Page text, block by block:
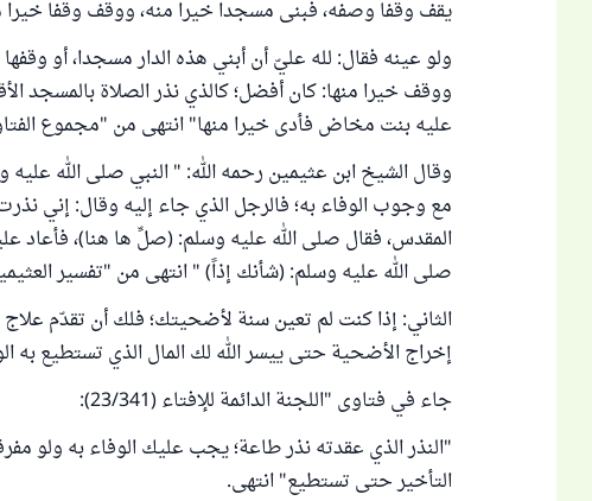
يقف وقفا وصفه، فبنى مسجدا خيرا منه، ووقف وقفا
ولو عينه فقال: لله عليّ أن أبني هذه الدار مسجدا، أو
ووقف خيرا منها: كان أفضل؛ كالذي نذر الصلاة بالمسجد
عليه بنت مخاض فأدى خيرا منها" انتهى من "مجموع الفتاوى"
وقال الشيخ ابن عثيمين رحمه الله: " النبي صلى الله
مع وجوب الوفاء به؛ فالرجل الذي جاء إليه وقال: إني
المقدس، فقال صلى الله عليه وسلم: (صلِّ ها هنا)، فأعاد
صلى الله عليه وسلم: (شأنك إذاً) " انتهى من "تفسير العثيمين:
الثاني: إذا كنت لم تعين سنة لأضحيتك؛ فلك أن تقدّم
إخراج الأضحية حتى ييسر الله لك المال الذي تستطيع به
جاء في فتاوى "اللجنة الدائمة للإفتاء (23/341):
"النذر الذي عقدته نذر طاعة؛ يجب عليك الوفاء به ولو
التأخير حتى تستطيع" انتهى.